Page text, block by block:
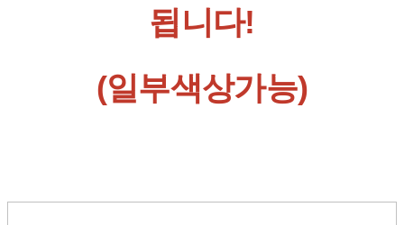
됩니다!
(일부색상가능)